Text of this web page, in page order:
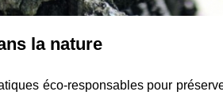
la nature
éco-responsables pour